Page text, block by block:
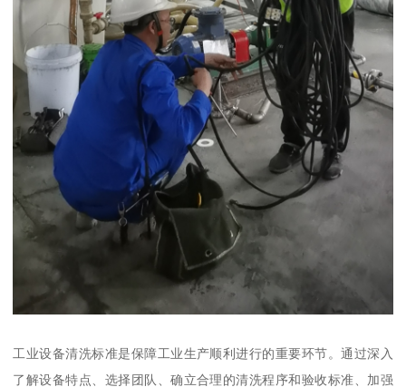
工业设备清洗标准是保障工业生产顺利进行的重要环节。通过深入
了解设备特点、选择团队、确立合理的清洗程序和验收标准、加强